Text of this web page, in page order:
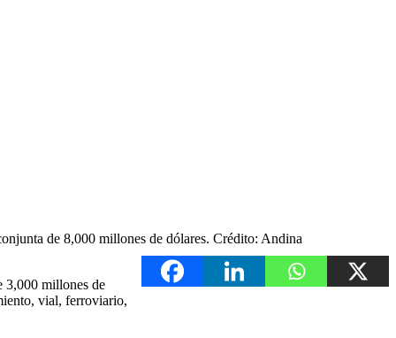
de 8,000 millones de dólares. Crédito: Andina
3,000 millones de
vial, ferroviario,